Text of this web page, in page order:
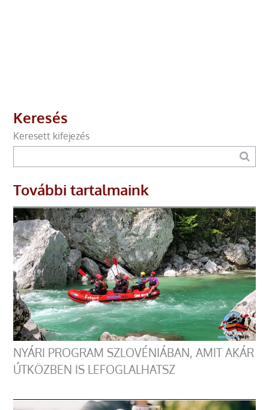
Keresés
Keresett kifejezés
További tartalmaink
NYÁRI PROGRAM SZLOVÉNIÁBAN, AMIT AKÁR
ÚTKÖZBEN IS LEFOGLALHATSZ